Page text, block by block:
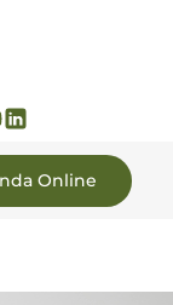
Online